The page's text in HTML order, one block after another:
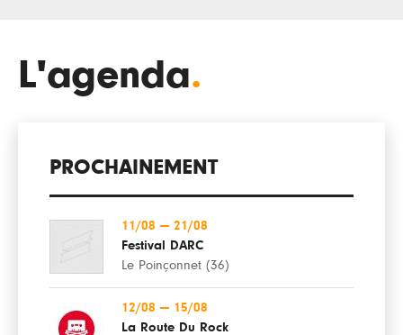
L'agenda.
PROCHAINEMENT
11/08 — 21/08
Festival DARC
Le Poinçonnet (36)
12/08 — 15/08
La Route Du Rock